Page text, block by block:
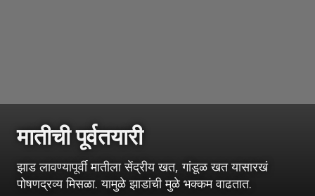
मातीची पूर्वतयारी
झाड लावण्यापूर्वी मातीला सेंद्रीय खत, गांडूळ खत यासारखं
पोषणद्रव्य मिसळा. यामुळे झाडांची मुळे भक्कम वाढतात.